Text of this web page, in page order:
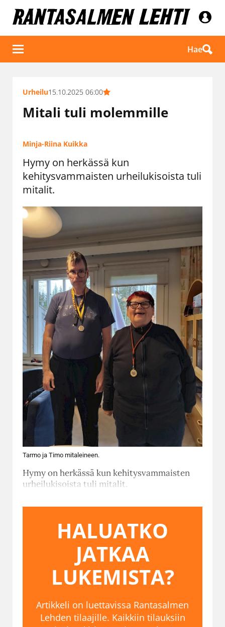
Hae
Urheilu15.10.2025 06:00
Mitali tuli molemmille
Minja-Riina Kuikka
Hymy on herkässä kun
kehitysvammaisten urheilukisoista tuli
mitalit.
Tarmo ja Timo mitaleineen.
Hymy on herkässä kun kehitysvammaisten
urheilukisoista tuli mitalit.
HALUATKO
JATKAA
LUKEMISTA?
Artikkeli on luettavissa Rantasalmen
Lehden tilaajille. Kaikkiin tilauksiin